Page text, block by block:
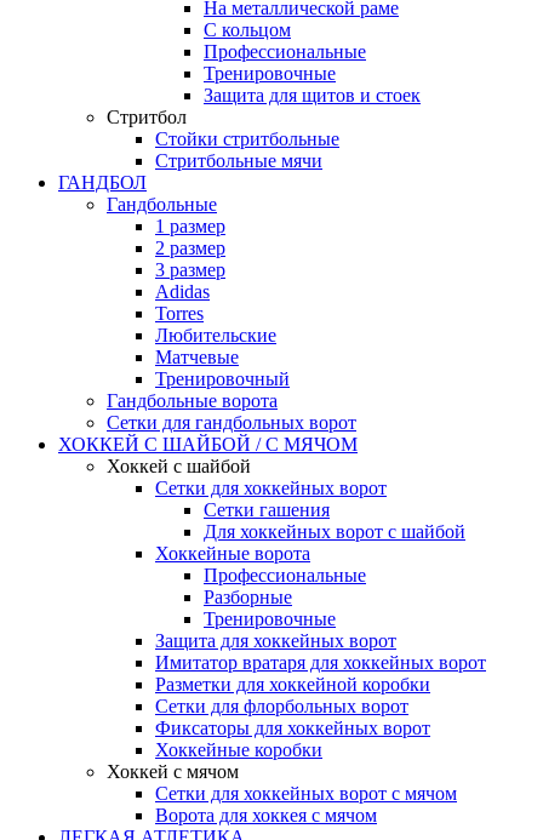
На металлической раме
С кольцом
Профессиональные
Тренировочные
Защита для щитов и стоек
Стритбол
Стойки стритбольные
Стритбольные мячи
ГАНДБОЛ
Гандбольные
1 размер
2 размер
3 размер
Adidas
Torres
Любительские
Матчевые
Тренировочный
Гандбольные ворота
Сетки для гандбольных ворот
ХОККЕЙ С ШАЙБОЙ / С МЯЧОМ
Хоккей с шайбой
Сетки для хоккейных ворот
Сетки гашения
Для хоккейных ворот с шайбой
Хоккейные ворота
Профессиональные
Разборные
Тренировочные
Защита для хоккейных ворот
Имитатор вратаря для хоккейных ворот
Разметки для хоккейной коробки
Сетки для флорбольных ворот
Фиксаторы для хоккейных ворот
Хоккейные коробки
Хоккей с мячом
Сетки для хоккейных ворот с мячом
Ворота для хоккея с мячом